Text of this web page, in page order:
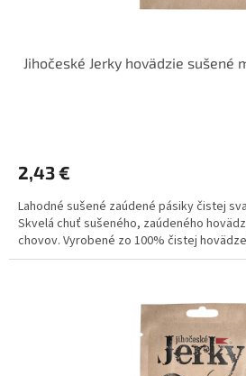
Jihočeské Jerky hovädzie sušené
2,43 €
Lahodné sušené zaúdené pásiky čistej
Skvelá chuť sušeného, ​​zaúdeného
chovov. Vyrobené zo 100% čistej